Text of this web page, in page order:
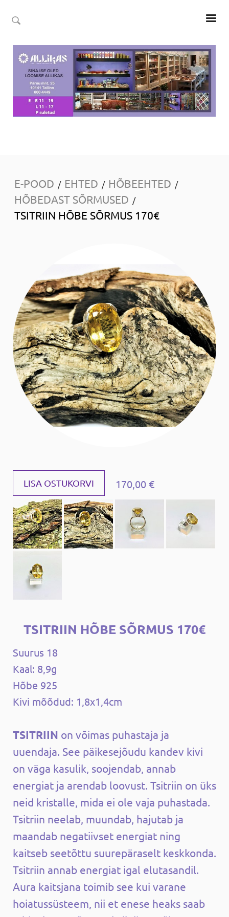
E-POOD / EHTED / HÕBEEHTED /
HÕBEDAST SÕRMUSED /
TSITRIIN HÕBE SÕRMUS 170€
LISA OSTUKORVI 170,00 €
TSITRIIN HÕBE SÕRMUS 170€
Suurus 18
Kaal: 8,9g
Hõbe 925
Kivi mõõdud: 1,8x1,4cm
TSITRIIN on võimas puhastaja ja
uuendaja. See päikesejõudu kandev kivi
on väga kasulik, soojendab, annab
energiat ja arendab loovust. Tsitriin on üks
neid kristalle, mida ei ole vaja puhastada.
Tsitriin neelab, muundab, hajutab ja
maandab negatiivset energiat ning
kaitseb seetõttu suurepäraselt keskkonda.
Tsitriin annab energiat igal elutasandil.
Aura kaitsjana toimib see kui varane
hoiatussüsteem, nii et enese heaks saab